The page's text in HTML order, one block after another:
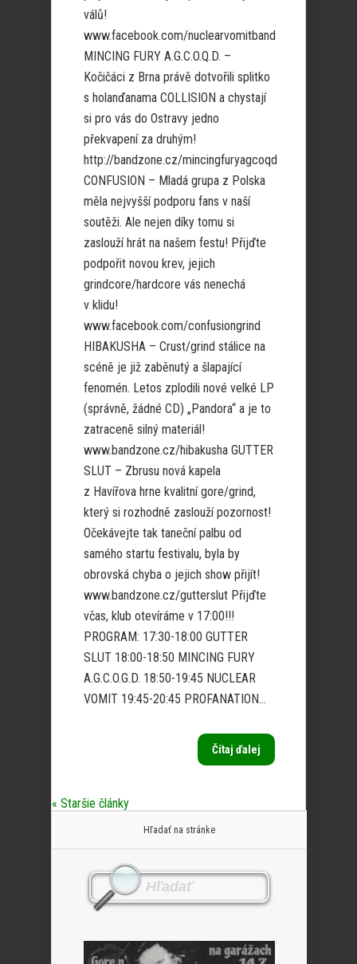
válů!
www.facebook.com/nuclearvomitband
MINCING FURY A.G.C.O.Q.D. –
Kočičáci z Brna právě dotvořili splitko
s holanďanama COLLISION a chystají
si pro vás do Ostravy jedno
překvapení za druhým!
http://bandzone.cz/mincingfuryagcoqd
CONFUSION – Mladá grupa z Polska
měla nejvyšší podporu fans v naší
soutěži. Ale nejen díky tomu si
zaslouží hrát na našem festu! Přijďte
podpořit novou krev, jejich
grindcore/hardcore vás nenechá
v klidu!
www.facebook.com/confusiongrind
HIBAKUSHA – Crust/grind stálice na
scéně je již zaběnutý a šlapající
fenomén. Letos zplodili nové velké LP
(správně, žádné CD) „Pandora“ a je to
zatraceně silný materiál!
www.bandzone.cz/hibakusha GUTTER
SLUT – Zbrusu nová kapela
z Havířova hrne kvalitní gore/grind,
který si rozhodně zaslouží pozornost!
Očekávejte tak taneční palbu od
samého startu festivalu, byla by
obrovská chyba o jejich show přijít!
www.bandzone.cz/gutterslut Přijďte
včas, klub otevíráme v 17:00!!!
PROGRAM: 17:30-18:00 GUTTER
SLUT 18:00-18:50 MINCING FURY
A.G.C.O.G.D. 18:50-19:45 NUCLEAR
VOMIT 19:45-20:45 PROFANATION...
Čítaj ďalej
« Staršie články
Hľadať na stránke